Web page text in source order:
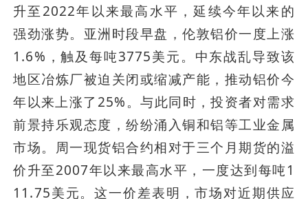
升至2022年以来最高水平，延续今年以来的
强劲涨势。亚洲时段早盘，伦敦铝价一度上涨
1.6%，触及每吨3775美元。中东战乱导致该
地区冶炼厂被迫关闭或缩减产能，推动铝价今
年以来上涨了25%。与此同时，投资者对需求
前景持乐观态度，纷纷涌入铜和铝等工业金属
市场。周一现货铝合约相对于三个月期货的溢
价升至2007年以来最高水平，一度达到每吨1
11.75美元。这一价差表明，市场对近期供应